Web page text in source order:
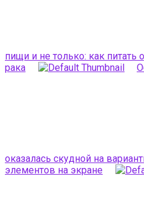
пищи и не только: как питать
рака
оказалась скудной на
элементов на экране